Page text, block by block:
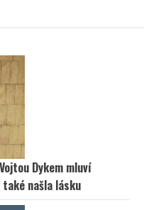
Dykem mluví
našla lásku